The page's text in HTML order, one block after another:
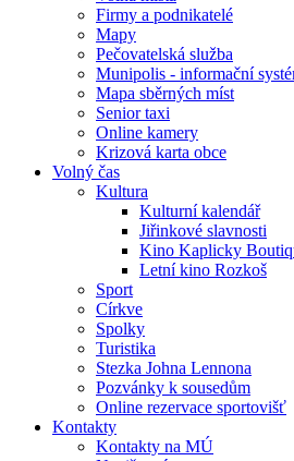
Firmy a podnikatelé
Mapy
Pečovatelská služba
Munipolis - informační
Mapa sběrných míst
Senior taxi
Online kamery
Krizová karta obce
Volný čas
Kultura
Kulturní kalendář
Jiřinkové slavnosti
Kino Kaplicky
Letní kino Rozkoš
Sport
Církve
Spolky
Turistika
Stezka Johna Lennona
Pozvánky k sousedům
Online rezervace sportovišť
Kontakty
Kontakty na MÚ